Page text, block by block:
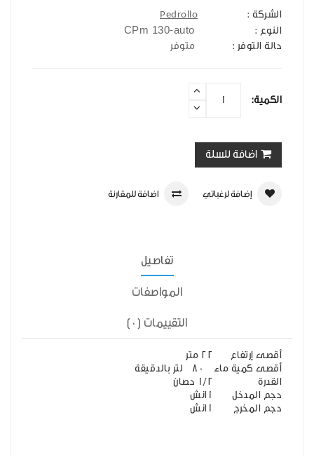
الشركة :
Pedrollo
النوع :
حالة التوفر : متوفر
الكمية:
اضافة للسلة
إضافة لرغباتي اضافة للمقارنة
تفاصيل
المواصفات
التقييمات (0)
أقصى إرتفاع
22 متر
أقصى كمية ماء
القدرة
1/2 حصان
حجم المدخل
1انش
حجم المخرج
1انش